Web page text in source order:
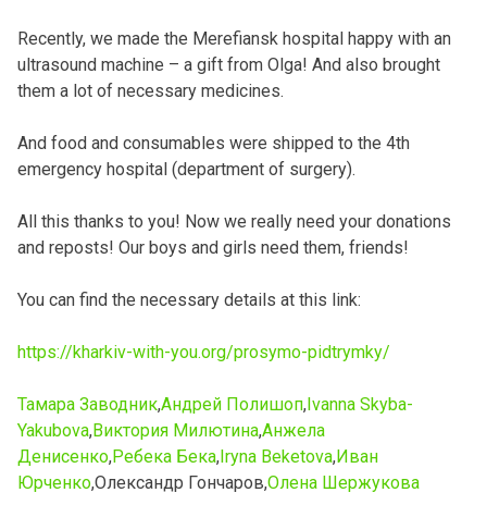
Recently, we made the Merefiansk hospital happy with an
ultrasound machine – a gift from Olga! And also brought
them a lot of necessary medicines.
And food and consumables were shipped to the 4th
emergency hospital (department of surgery).
All this thanks to you! Now we really need your donations
and reposts! Our boys and girls need them, friends!
You can find the necessary details at this link:
https://kharkiv-with-you.org/prosymo-pidtrymky/
Тамара Заводник,Андрей Полишоп,Ivanna Skyba-
Yakubova,Виктория Милютина,Анжела
Денисенко,Ребека Бека,Iryna Beketova,Иван
Юрченко,Олександр Гончаров,Олена Шержукова